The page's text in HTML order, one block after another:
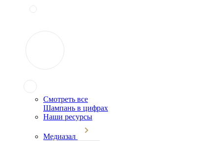
Смотреть все
Шампань в цифрах
Наши ресурсы
Медиазал